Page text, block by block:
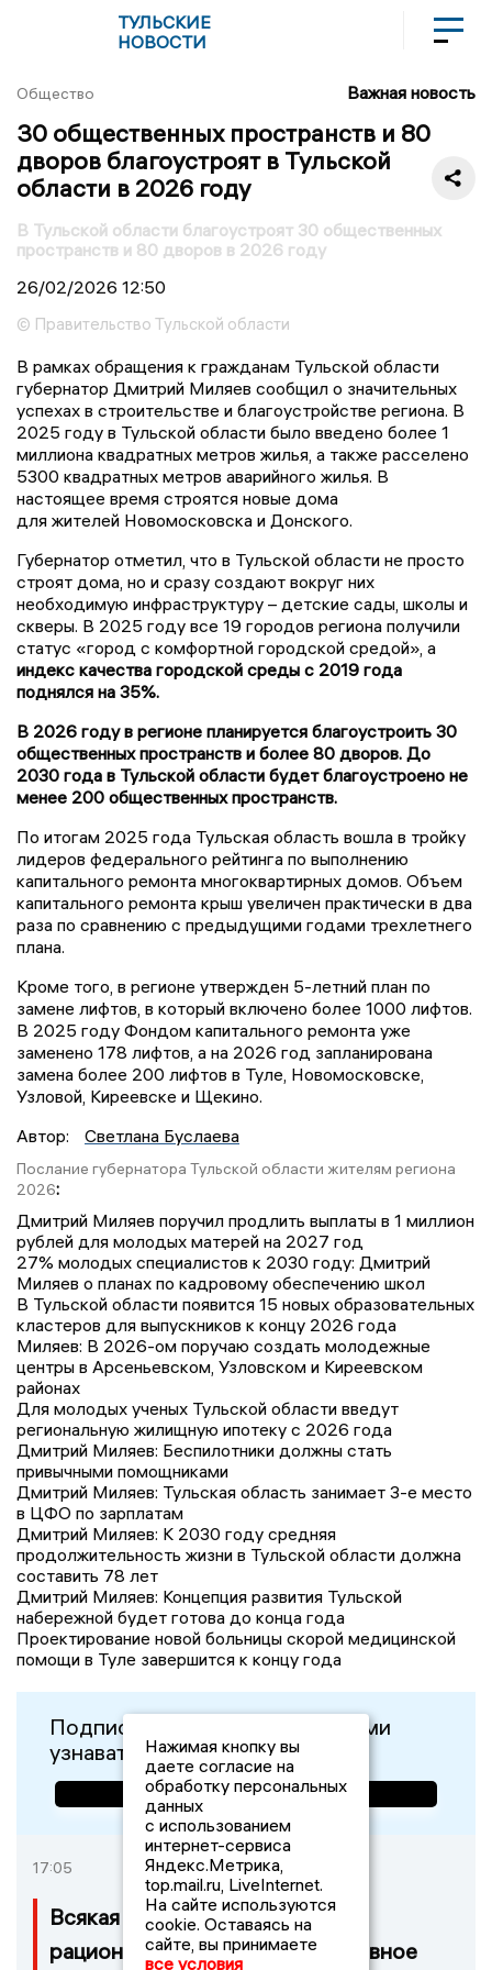
ТУЛЬСКИЕ
НОВОСТИ
Общество Важная новость
30 общественных пространств и 80
дворов благоустроят в Тульской
области в 2026 году
В Тульской области благоустроят 30 общественных
пространств и 80 дворов в 2026 году
26/02/2026 12:50
© Правительство Тульской области
В рамках обращения к гражданам Тульской области
губернатор Дмитрий Миляев сообщил о значительных
успехах в строительстве и благоустройстве региона. В
2025 году в Тульской области было введено более 1
миллиона квадратных метров жилья, а также расселено
5300 квадратных метров аварийного жилья. В
настоящее время строятся новые дома
для жителей Новомосковска и Донского.
Губернатор отметил, что в Тульской области не просто
строят дома, но и сразу создают вокруг них
необходимую инфраструктуру – детские сады, школы и
скверы. В 2025 году все 19 городов региона получили
статус «город с комфортной городской средой», а
индекс качества городской среды с 2019 года
поднялся на 35%.
В 2026 году в регионе планируется благоустроить 30
общественных пространств и более 80 дворов. До
2030 года в Тульской области будет благоустроено не
менее 200 общественных пространств.
По итогам 2025 года Тульская область вошла в тройку
лидеров федерального рейтинга по выполнению
капитального ремонта многоквартирных домов. Объем
капитального ремонта крыш увеличен практически в два
раза по сравнению с предыдущими годами трехлетнего
плана.
Кроме того, в регионе утвержден 5-летний план по
замене лифтов, в который включено более 1000 лифтов.
В 2025 году Фондом капитального ремонта уже
заменено 178 лифтов, а на 2026 год запланирована
замена более 200 лифтов в Туле, Новомосковске,
Узловой, Киреевске и Щекино.
Автор:
Светлана Буслаева
Послание губернатора Тульской области жителям региона
2026:
Дмитрий Миляев поручил продлить выплаты в 1 миллион
рублей для молодых матерей на 2027 год
27% молодых специалистов к 2030 году: Дмитрий
Миляев о планах по кадровому обеспечению школ
В Тульской области появится 15 новых образовательных
кластеров для выпускников к концу 2026 года
Миляев: В 2026-ом поручаю создать молодежные
центры в Арсеньевском, Узловском и Киреевском
районах
Для молодых ученых Тульской области введут
региональную жилищную ипотеку с 2026 года
Дмитрий Миляев: Беспилотники должны стать
привычными помощниками
Дмитрий Миляев: Тульская область занимает 3-е место
в ЦФО по зарплатам
Дмитрий Миляев: К 2030 году средняя
продолжительность жизни в Тульской области должна
составить 78 лет
Дмитрий Миляев: Концепция развития Тульской
набережной будет готова до конца года
Проектирование новой больницы скорой медицинской
помощи в Туле завершится к концу года
Подписывайтесь, чтобы первыми
узнавать о важном:
17:05
Всякая тульская магия имеет
рациональное начало. Оперативное
Нажимая кнопку вы
даете согласие на
обработку персональных
данных
с использованием
интернет-сервиса
Яндекс.Метрика,
top.mail.ru, LiveInternet.
На сайте используются
cookie. Оставаясь на
сайте, вы принимаете
все условия